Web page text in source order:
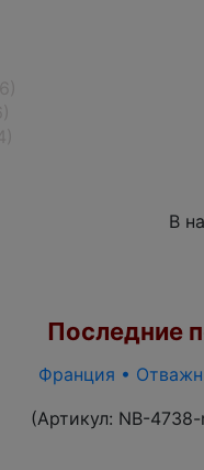
В
Последние
Франция •
(Артикул: NB-4738-